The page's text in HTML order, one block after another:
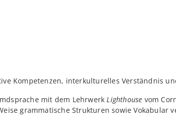
Kompetenzen, interkulturelles Verständnis
mit dem LehrwerkLighthouse vom
grammatische Strukturen sowie Vokabular